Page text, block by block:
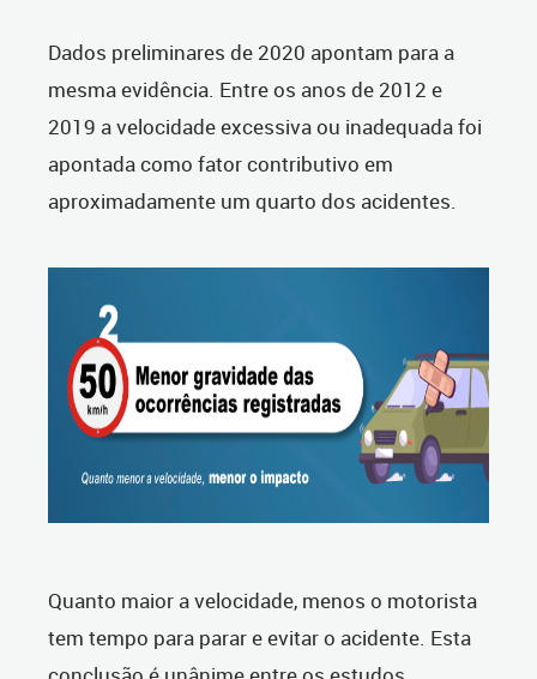
Dados preliminares de 2020 apontam para a
mesma evidência. Entre os anos de 2012 e
2019 a velocidade excessiva ou inadequada foi
apontada como fator contributivo em
aproximadamente um quarto dos acidentes.
Quanto maior a velocidade, menos o motorista
tem tempo para parar e evitar o acidente. Esta